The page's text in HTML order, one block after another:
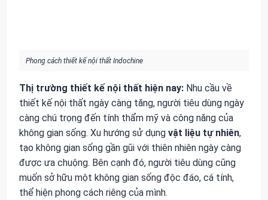
Phong cách thiết kế nội thất Indochine
Thị trường thiết kế nội thất hiện nay: Nhu cầu về
thiết kế nội thất ngày càng tăng, người tiêu dùng ngày
càng chú trọng đến tính thẩm mỹ và công năng của
không gian sống. Xu hướng sử dụng vật liệu tự nhiên,
tạo không gian sống gần gũi với thiên nhiên ngày càng
được ưa chuộng. Bên cạnh đó, người tiêu dùng cũng
muốn sở hữu một không gian sống độc đáo, cá tính,
thể hiện phong cách riêng của mình.